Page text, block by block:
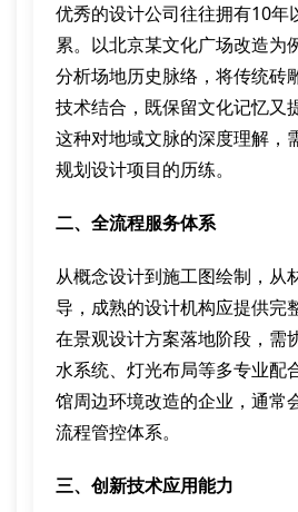
优秀的设计公司往往拥有10年
累。以北京某文化广场改造为
分析场地历史脉络，将传统砖
技术结合，既保留文化记忆又
这种对地域文脉的深度理解，
规划设计项目的历练。
二、全流程服务体系
从概念设计到施工图绘制，从
导，成熟的设计机构应提供完
在景观设计方案落地阶段，需
水系统、灯光布局等多专业配
馆周边环境改造的企业，通常
流程管控体系。
三、创新技术应用能力